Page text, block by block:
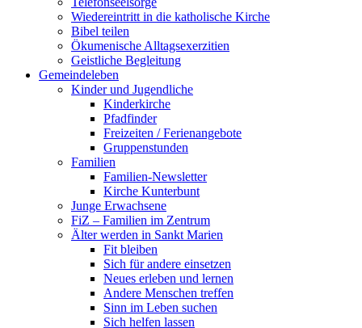
Wiedereintritt in die katholische Kirche
Bibel teilen
Ökumenische Alltagsexerzitien
Geistliche Begleitung
Gemeindeleben
Kinder und Jugendliche
Kinderkirche
Pfadfinder
Freizeiten / Ferienangebote
Gruppenstunden
Familien
Familien-Newsletter
Kirche Kunterbunt
Junge Erwachsene
FiZ – Familien im Zentrum
Älter werden in Sankt Marien
Fit bleiben
Sich für andere einsetzen
Neues erleben und lernen
Andere Menschen treffen
Sinn im Leben suchen
Sich helfen lassen